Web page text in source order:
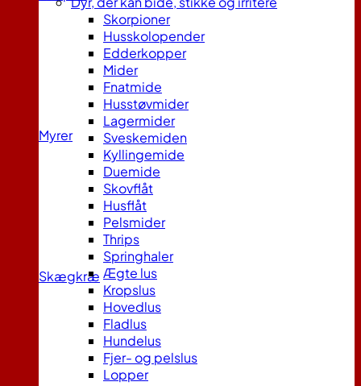
Myrer
Skægkræ
Skorpioner
Husskolopender
Edderkopper
Mider
Fnatmide
Husstøvmider
Lagermider
Sveskemiden
Kyllingemide
Duemide
Skovflåt
Husflåt
Pelsmider
Thrips
Springhaler
Ægte lus
Kropslus
Hovedlus
Fladlus
Hundelus
Fjer- og pelslus
Lopper